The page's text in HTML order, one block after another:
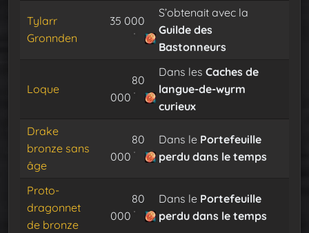
Tylarr
Gronnden
35 000
S’obtenait avec la
Guilde des
Bastonneurs
Loque
80
000
Dans les Caches de
langue-de-wyrm
curieux
Drake
bronze sans
âge
80
000
Dans le Portefeuille
perdu dans le temps
Proto-
dragonnet
de bronze
80
000
Dans le Portefeuille
perdu dans le temps